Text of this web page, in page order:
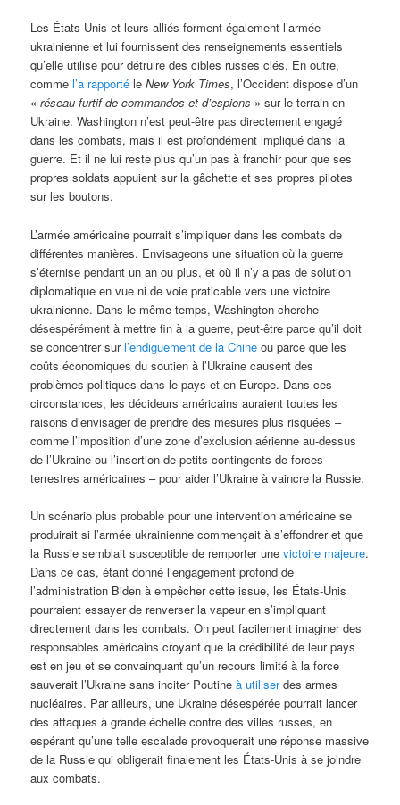
Les États-Unis et leurs alliés forment également l’armée
ukrainienne et lui fournissent des renseignements essentiels
qu’elle utilise pour détruire des cibles russes clés. En outre,
commel’a rapporté leNew York Times, l’Occident dispose d’un
«réseau furtif de commandos et d’espions » sur le terrain en
Ukraine. Washington n’est peut-être pas directement engagé
dans les combats, mais il est profondément impliqué dans la
guerre. Et il ne lui reste plus qu’un pas à franchir pour que ses
propres soldats appuient sur la gâchette et ses propres pilotes
sur les boutons.
L’armée américaine pourrait s’impliquer dans les combats de
différentes manières. Envisageons une situation où la guerre
s’éternise pendant un an ou plus, et où il n’y a pas de solution
diplomatique en vue ni de voie praticable vers une victoire
ukrainienne. Dans le même temps, Washington cherche
désespérément à mettre fin à la guerre, peut-être parce qu’il doit
se concentrer surl’endiguement de la Chine ou parce que les
coûts économiques du soutien à l’Ukraine causent des
problèmes politiques dans le pays et en Europe. Dans ces
circonstances, les décideurs américains auraient toutes les
raisons d’envisager de prendre des mesures plus risquées –
comme l’imposition d’une zone d’exclusion aérienne au-dessus
de l’Ukraine ou l’insertion de petits contingents de forces
terrestres américaines – pour aider l’Ukraine à vaincre la Russie.
Un scénario plus probable pour une intervention américaine se
produirait si l’armée ukrainienne commençait à s’effondrer et que
la Russie semblait susceptible de remporter unevictoire majeure.
Dans ce cas, étant donné l’engagement profond de
l’administration Biden à empêcher cette issue, les États-Unis
pourraient essayer de renverser la vapeur en s’impliquant
directement dans les combats. On peut facilement imaginer des
responsables américains croyant que la crédibilité de leur pays
est en jeu et se convainquant qu’un recours limité à la force
sauverait l’Ukraine sans inciter Poutineà utiliserdes armes
nucléaires. Par ailleurs, une Ukraine désespérée pourrait lancer
des attaques à grande échelle contre des villes russes, en
espérant qu’une telle escalade provoquerait une réponse massive
de la Russie qui obligerait finalement les États-Unis à se joindre
aux combats.